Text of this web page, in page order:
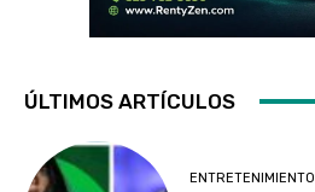
ÚLTIMOS ARTÍCULOS
ENTRETENIMIENTO